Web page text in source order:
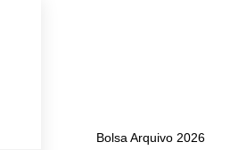
Bolsa Arquivo 2026